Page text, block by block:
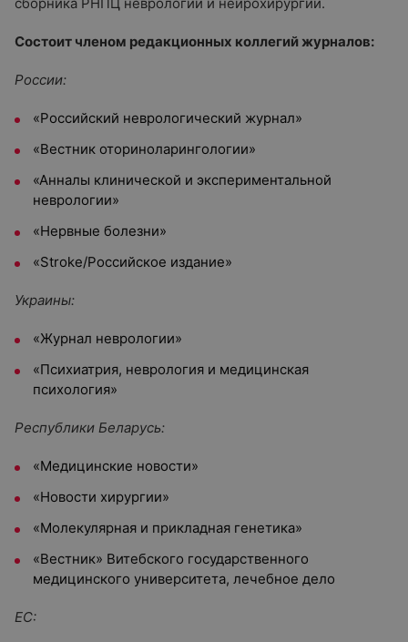
Состоит членом редакционных коллегий журналов:
России:
«Российский неврологический журнал»
«Вестник оториноларингологии»
«Анналы клинической и экспериментальной
неврологии»
«Нервные болезни»
«Stroke/Российское издание»
Украины:
«Журнал неврологии»
«Психиатрия, неврология и медицинская
психология»
Республики Беларусь:
«Медицинские новости»
«Новости хирургии»
«Молекулярная и прикладная генетика»
«Вестник» Витебского государственного
медицинского университета, лечебное дело
ЕС: